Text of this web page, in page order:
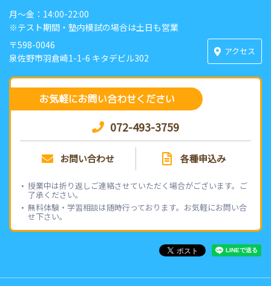
月〜金：14:00-22:00
※テスト期間・塾内模試の場合は土日も営業
〒598-0046
泉佐野市羽倉崎1-1-6 キタデビル302
アクセス
お気軽にお問い合わせください
072-493-3759
お問い合わせ 各種申込み
授業中は折り返しご連絡させていただく場合がございます。ご
了承ください。
無料体験・学習相談は随時行っております。お気軽にお問い合
せ下さい。